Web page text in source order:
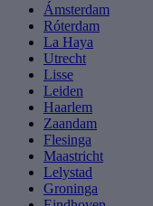
Ámsterdam
Róterdam
La Haya
Utrecht
Lisse
Leiden
Haarlem
Zaandam
Flesinga
Maastricht
Lelystad
Groninga